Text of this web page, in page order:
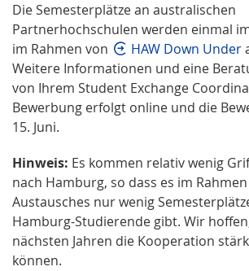
Die Semesterplätze an australischen
Partnerhochschulen werden einmal
im Rahmen von
HAW Down Under
Weitere Informationen und eine
von Ihrem Student Exchange
Bewerbung erfolgt online und die
15. Juni.
Hinweis: Es kommen relativ wenig
nach Hamburg, so dass es im
Austausches nur wenig
Hamburg-Studierende gibt. Wir
nächsten Jahren die Kooperation
können.